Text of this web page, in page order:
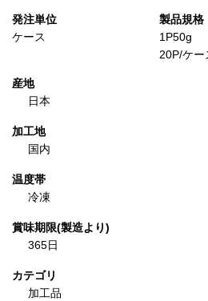
発注単位
製品規格
ケース
1P50g
20P/ケー
産地
日本
加工地
国内
温度帯
冷凍
賞味期限(製造より)
365日
カテゴリ
加工品